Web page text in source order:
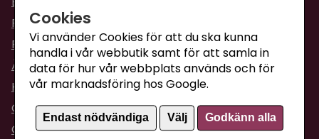
Cookies
Vi använder Cookies för att du ska kunna
handla i vår webbutik samt för att samla in
data för hur vår webbplats används och för
vår marknadsföring hos Google.
Endast nödvändiga Välj Godkänn alla
Fraktpriser & leveranser
Returinformation
Ångra din order
Köpvillkor
Om företaget / Kontakta oss
Om Cookies